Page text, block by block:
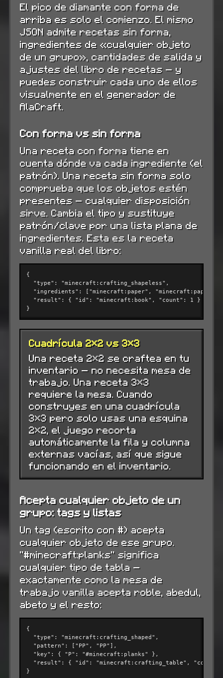
El pico de diamante con forma de
arriba es solo el comienzo. El mismo
JSON admite recetas sin forma,
ingredientes de «cualquier objeto
de un grupo», cantidades de salida y
ajustes del libro de recetas — y
puedes construir cada uno de ellos
visualmente en el generador de
AlaCraft.
Con forma vs sin forma
Una receta con forma tiene en
cuenta dónde va cada ingrediente (el
patrón). Una receta sin forma solo
comprueba que los objetos estén
presentes — cualquier disposición
sirve. Cambia el tipo y sustituye
patrón/clave por una lista plana de
ingredientes. Esta es la receta
vanilla real del libro:
{
"type" : "minecraft:crafting_shapeless" ,
"ingredients" : [ "minecraft:paper" , "minecraft:paper"
"result" : { "id" : "minecraft:book" , "count" : 1 }
}
Cuadrícula 2×2 vs 3×3
Una receta 2×2 se craftea en tu
inventario — no necesita mesa de
trabajo. Una receta 3×3
requiere la mesa. Cuando
construyes en una cuadrícula
3×3 pero solo usas una esquina
2×2, el juego recorta
automáticamente la fila y columna
externas vacías, así que sigue
funcionando en el inventario.
Acepta cualquier objeto de un
grupo: tags y listas
Un tag (escrito con #) acepta
cualquier objeto de ese grupo.
"#minecraft:planks" significa
cualquier tipo de tabla —
exactamente como la mesa de
trabajo vanilla acepta roble, abedul,
abeto y el resto:
{
"type" : "minecraft:crafting_shaped" ,
"pattern" : [ "PP" , "PP" ],
"key" : { "P" : "#minecraft:planks"
},
"result" : { "id" : "minecraft:crafting_table" , "count"
}